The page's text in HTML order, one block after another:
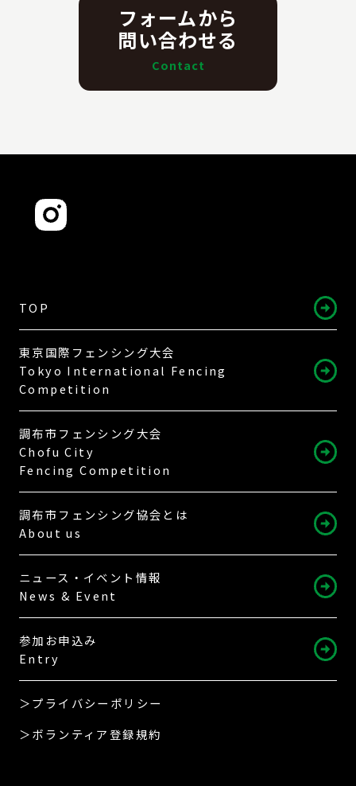
フォームから
問い合わせる
Contact
TOP
東京国際フェンシング大会
Tokyo International Fencing
Competition
調布市フェンシング大会
Chofu City
Fencing Competition
調布市フェンシング協会とは
About us
ニュース・イベント情報
News & Event
参加お申込み
Entry
＞プライバシーポリシー
＞ボランティア登録規約